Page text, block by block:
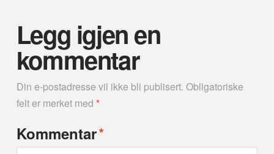
Legg igjen en
kommentar
Din e-postadresse vil ikke bli publisert. Obligatoriske
felt er merket med *
Kommentar*